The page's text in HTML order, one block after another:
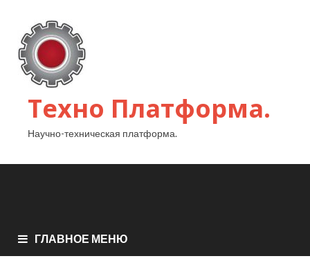
Техно Платформа.
Научно-техническая платформа.
ГЛАВНОЕ МЕНЮ